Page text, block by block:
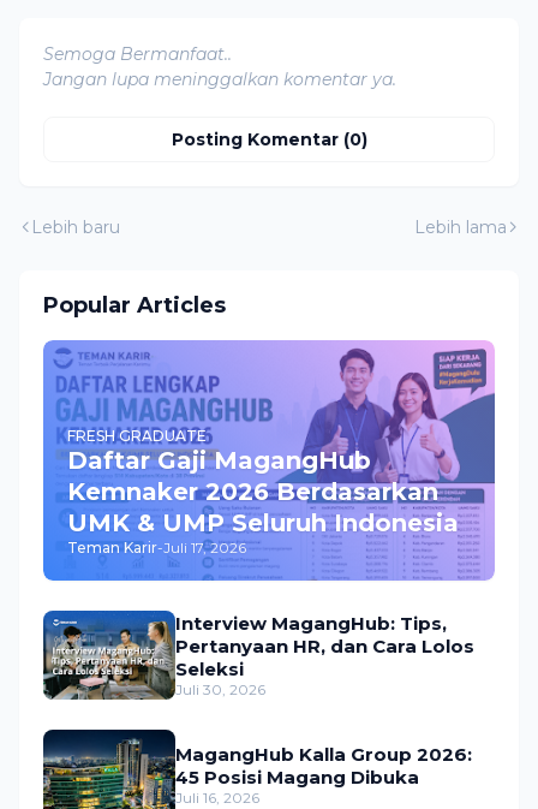
Semoga Bermanfaat..
Jangan lupa meninggalkan komentar ya.
Posting Komentar (0)
Lebih baru Lebih lama
Popular Articles
FRESH GRADUATE
Daftar Gaji MagangHub
Kemnaker 2026 Berdasarkan
UMK & UMP Seluruh Indonesia
Teman Karir-Juli 17, 2026
Interview MagangHub: Tips,
Pertanyaan HR, dan Cara Lolos
Seleksi
Juli 30, 2026
MagangHub Kalla Group 2026:
45 Posisi Magang Dibuka
Juli 16, 2026